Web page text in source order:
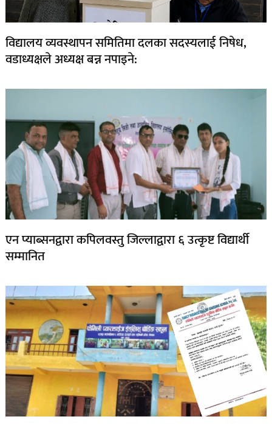
विद्यालय व्यवस्थापन समितिमा दलका सदस्यलाई निषेध,
वडाध्यक्षले अध्यक्ष बन्न नपाइने:
एन प्याब्सनद्वारा कपिलवस्तु जिल्लाद्वारा ६ उत्कृष्ट विद्यार्थी
सम्मानित